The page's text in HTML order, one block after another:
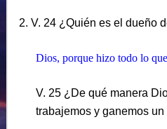
2. V. 24 ¿Quién es el dueño
Dios, porque hizo todo lo
V. 25 ¿De qué manera
trabajemos y ganemos